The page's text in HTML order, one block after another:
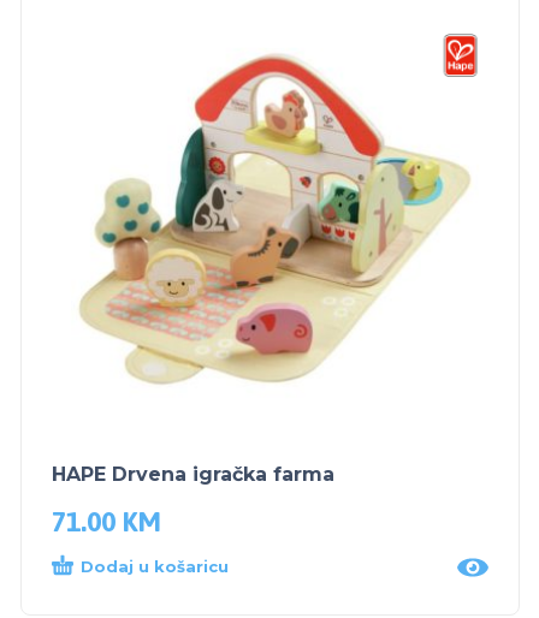
HAPE Drvena igračka farma
71.00 KM
Dodaj u košaricu